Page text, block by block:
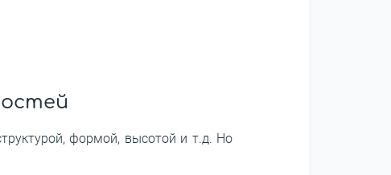
формой, высотой и т.д. Но